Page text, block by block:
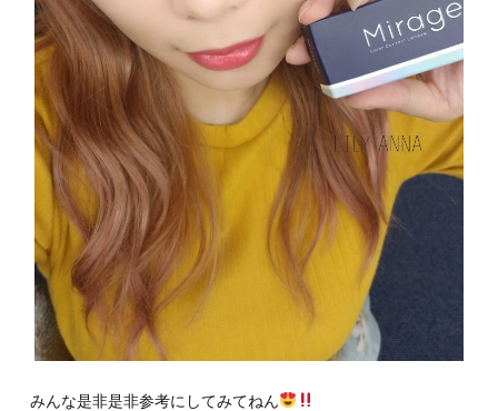
みんな是非是非参考にしてみてねん